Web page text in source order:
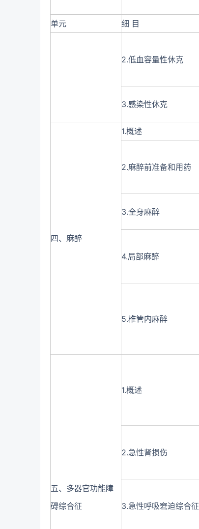
单元 细 目
2.低血容量性休克
3.感染性休克
四、麻醉
1.概述
2.麻醉前准备和用药
3.全身麻醉
4.局部麻醉
5.椎管内麻醉
五、多器官功能障
碍综合征
1.概述
2.急性肾损伤
3.急性呼吸窘迫综合征